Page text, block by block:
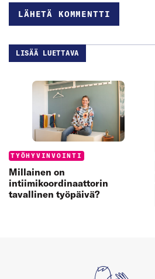
LISÄÄ LUETTAVA
Categories:
TYÖHYVINVOINTI
Millainen on
intiimikoordinaattorin
tavallinen työpäivä?